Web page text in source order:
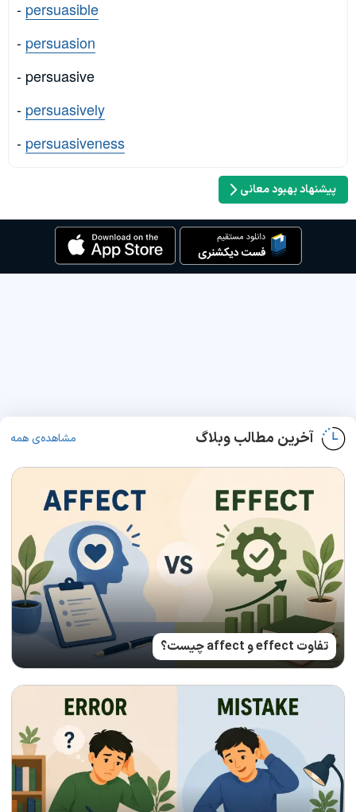
- persuasible
- persuasion
- persuasive
- persuasively
- persuasiveness
پیشنهاد بهبود معانی
آخرین مطالب وبلاگ مشاهده‌ی همه
تفاوت effect و affect چیست؟